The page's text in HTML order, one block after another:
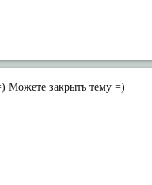
Можете закрыть тему =)